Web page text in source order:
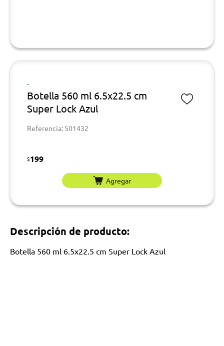
-
Botella 560 ml 6.5x22.5 cm
Super Lock Azul
Referencia: 501432
$199
Agregar
Descripción de producto:
Botella 560 ml 6.5x22.5 cm Super Lock Azul